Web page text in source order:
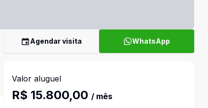
Agendar visita WhatsApp
Valor aluguel
R$ 15.800,00 / mês